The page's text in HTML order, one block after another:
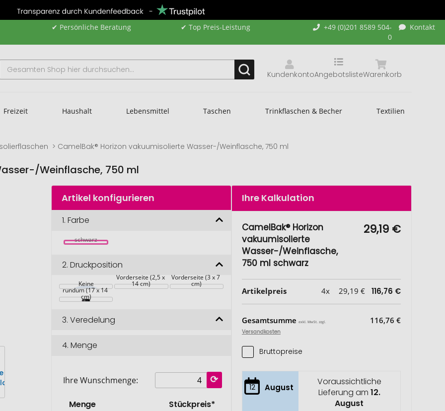
✔ Persönliche Beratung ✔ Top Preis-Leistung
+49 (0)201 8589 504-
0
Kontakt
Kundenkonto Warenkorb
Angebotsliste
Freizeit Haushalt Lebensmittel Taschen Trinkflaschen & Becher Textilien
CamelBak® Horizon vakuumisolierte Wasser-/Weinflasche, 750 ml
Weinflasche, 750 ml
Artikel konfigurieren
1.Farbe
schwarz
2.Druckposition
Keine
Vorderseite (2,5 x
14 cm)
Vorderseite (3 x 7
cm)
rundum (17 x 14
cm)
3.Veredelung
4.Menge
Ihre Wunschmenge:
Menge
Stückpreis*
Ihre Kalkulation
CamelBak® Horizon
vakuumisolierte
Wasser-/Weinflasche,
750 ml schwarz
29,19 €
Artikelpreis 4x 29,19 € 116,76 €
Gesamtsumme exkl. MwSt. zzgl.
Versandkosten
116,76 €
Bruttopreise
12 August
Voraussichtliche
Lieferung am 12.
August